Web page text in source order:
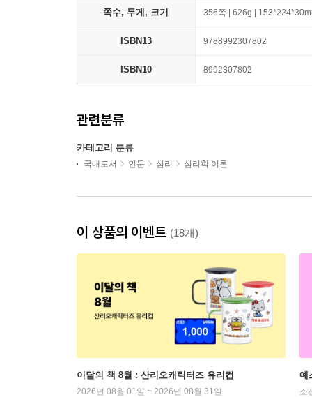
쪽수, 무게, 크기 356쪽 | 626g |
ISBN13 9788992307802
ISBN10 8992307802
관련분류
카테고리 분류
국내도서 인문 심리 심리학 이론
이 상품의 이벤트 (18개)
이달의 책 8월 : 산리오캐릭터즈 유리컵
2026년 08월 01일 ~ 2026년 08월 31일
예
소